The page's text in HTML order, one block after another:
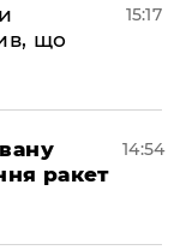
що
15:17
ракет
14:54